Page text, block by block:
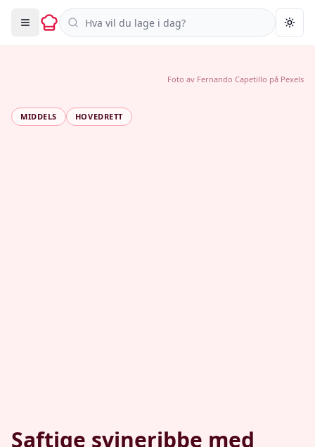
Søk i oppskrifter
MIDDELS HOVEDRETT
Saftige svineribbe med
Foto av Fernando Capetillo på Pexels